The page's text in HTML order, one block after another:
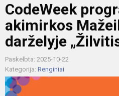
CodeWeek
akimirkos
darželyje
Paskelbta: 2025-10-22
Kategorija: Renginiai